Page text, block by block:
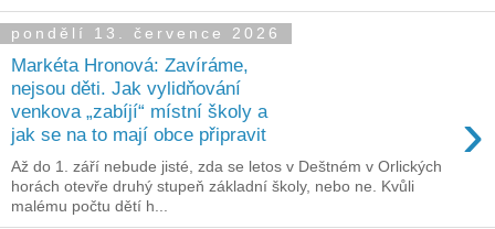
pondělí 13. července 2026
Markéta Hronová: Zavíráme,
nejsou děti. Jak vylidňování
venkova „zabíjí“ místní školy a
jak se na to mají obce připravit
›
Až do 1. září nebude jisté, zda se letos v Deštném v Orlických
horách otevře druhý stupeň základní školy, nebo ne. Kvůli
malému počtu dětí h...